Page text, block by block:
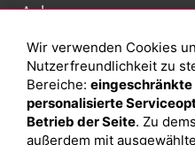
Anlage
Depot eröffnen
Depot vergleichen
Junior Depot
Top-Seller-Fonds
Wir verwenden Cookies
Nutzerfreundlichkeit zu
Bereiche:
personalisierte
Betrieb der Seite. Zu
außerdem mit